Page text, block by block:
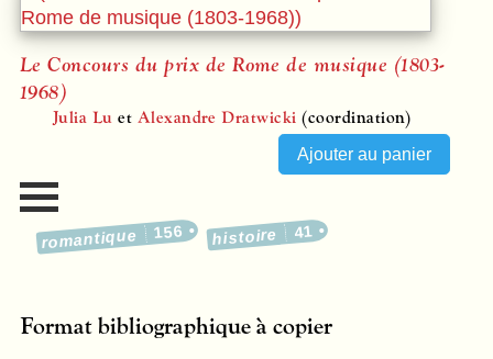
Le Concours du prix de Rome de musique (1803-
1968)
Julia Lu et Alexandre Dratwicki (coordination)
romantique 156 histoire 41
Format bibliographique à copier